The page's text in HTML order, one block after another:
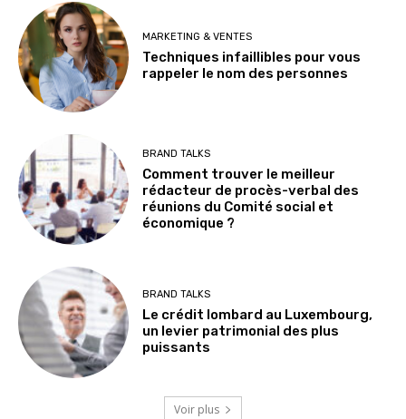
MARKETING & VENTES
Techniques infaillibles pour vous
rappeler le nom des personnes
BRAND TALKS
Comment trouver le meilleur
rédacteur de procès-verbal des
réunions du Comité social et
économique ?
BRAND TALKS
Le crédit lombard au Luxembourg,
un levier patrimonial des plus
puissants
Voir plus